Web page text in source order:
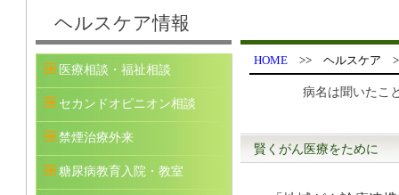
ヘルスケア情報
医療相談・福祉相談
セカンドオピニオン相談
禁煙治療外来
糖尿病教育入院・教室
HOME >> ヘルスケア
病名は聞いたこ
賢くがん医療をために